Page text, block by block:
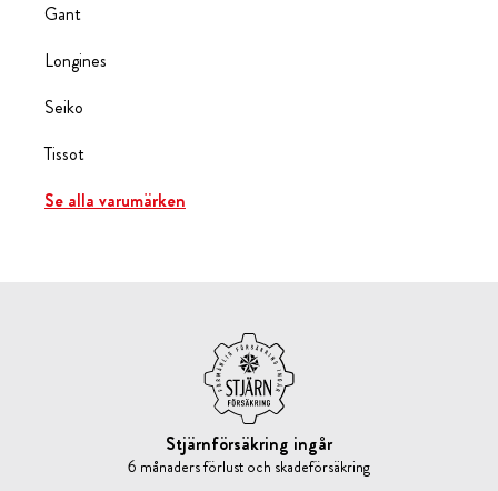
Gant
Longines
Seiko
Tissot
Se alla varumärken
Stjärnförsäkring ingår
6 månaders förlust och skadeförsäkring